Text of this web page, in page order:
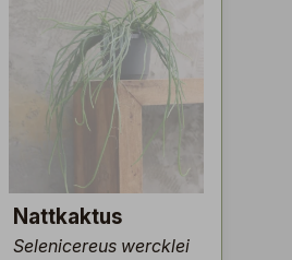
Nattkaktus
Selenicereus wercklei